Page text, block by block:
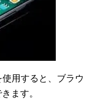
用すると、ブラウ
ます。